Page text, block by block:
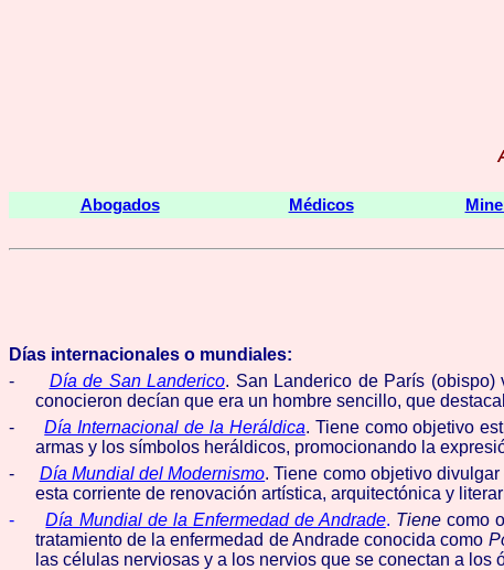
Abogados Médicos
Días internacionales o mundiales:
-
Día de San Landerico. San Landerico de París
conocieron decían que era un hombre sencillo, que
-
Día Internacional de la Heráldica. Tiene como objetivo
armas y los símbolos heráldicos, promocionando la
-
Día Mundial del Modernismo.Tiene como objetivodivulgar
esta corriente de renovación artística, arquitectónica y
-
Día Mundial de la Enfermedad de Andrade. Tienecomo
tratamiento de la enfermedad de Andradeconocida como
las células nerviosas y a los nervios que se conectan a